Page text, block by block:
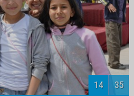
16 35